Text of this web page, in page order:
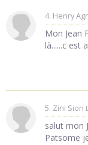
4. Henry
Mon Jean
là......c est
5. Zini Sion
salut mon
Patsome